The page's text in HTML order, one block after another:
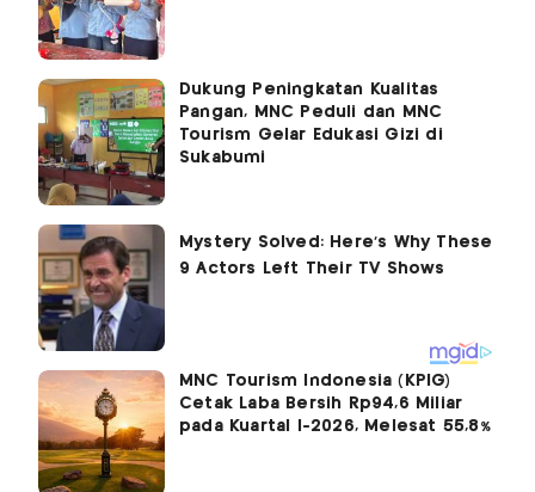
Dukung Peningkatan Kualitas
Pangan, MNC Peduli dan MNC
Tourism Gelar Edukasi Gizi di
Sukabumi
MNC Tourism Indonesia (KPIG)
Cetak Laba Bersih Rp94,6 Miliar
pada Kuartal I-2026, Melesat 55,8%